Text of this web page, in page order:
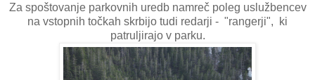
Za spoštovanje parkovnih uredb namreč poleg uslužbencev
na vstopnih točkah skrbijo tudi redarji - "rangerji", ki
patruljirajo v parku.